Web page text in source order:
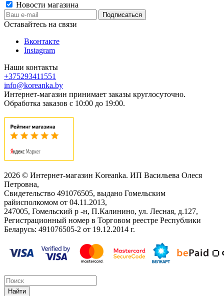
Новости магазина
Оставайтесь на связи
Вконтакте
Instagram
Наши контакты
+375293411551
info@koreanka.by
Интернет-магазин принимает заказы круглосуточно.
Обработка заказов с 10:00 до 19:00.
2026 © Интернет-магазин Koreanka. ИП Васильева Олеся
Петровна,
Свидетельство ‎491076505, выдано Гомельским
райисполкомом от 04.11.2013,
247005, Гомельский р -н, П.Калинино, ул. Лесная, д.127,
Регистрационный номер в Торговом реестре Республики
Беларусь: ‎491076505-2 от 19.12.2014 г.
Найти